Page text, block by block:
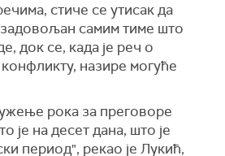
стиче се утисак да
самим тиме што
док се, када је реч о
назире могуће
рока за преговоре
је на десет дана, што је
период", рекао је Лукић,